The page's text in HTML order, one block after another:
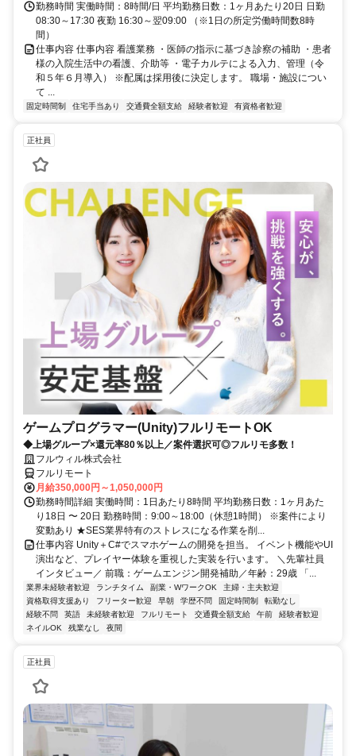
勤務時間 実働時間：8時間/日 平均勤務日数：1ヶ月あたり20日 日勤
08:30～17:30 夜勤 16:30～翌09:00 （※1日の所定労働時間数8時
間）
仕事内容 仕事内容 看護業務 ・医師の指示に基づき診察の補助 ・患者
様の入院生活中の看護、介助等 ・電子カルテによる入力、管理（令
和５年６月導入） ※配属は採用後に決定します。 職場・施設につい
て ...
固定時間制 住宅手当あり 交通費全額支給 経験者歓迎 有資格者歓迎
正社員
ゲームプログラマー(Unity)フルリモートOK
◆上場グループ×還元率80％以上／案件選択可◎フルリモ多数！
フルウィル株式会社
フルリモート
月給350,000円～1,050,000円
勤務時間詳細 実働時間：1日あたり8時間 平均勤務日数：1ヶ月あた
り18日 〜 20日 勤務時間：9:00～18:00（休憩1時間） ※案件により
変動あり ★SES業界特有のストレスになる作業を削...
仕事内容 Unity＋C#でスマホゲームの開発を担当。 イベント機能やUI
演出など、プレイヤー体験を重視した実装を行います。 ＼先輩社員
インタビュー／ 前職：ゲームエンジン開発補助／年齢：29歳 「...
業界未経験者歓迎 ランチタイム 副業・WワークOK
主婦・主夫歓迎
資格取得支援あり
フリーター歓迎 早朝 学歴不問 固定時間制
転勤なし
経験不問
英語 未経験者歓迎 フルリモート 交通費全額支給 午前
経験者歓迎
ネイルOK
残業なし 夜間
正社員